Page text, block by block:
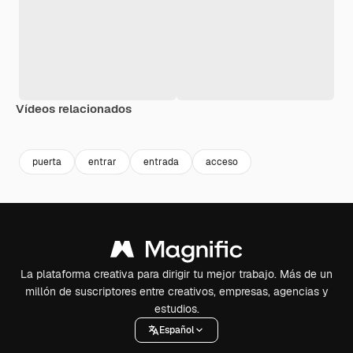
Vídeos relacionados
puerta entrar entrada acceso
La plataforma creativa para dirigir tu mejor trabajo. Más de un
millón de suscriptores entre creativos, empresas, agencias y
estudios.
Español